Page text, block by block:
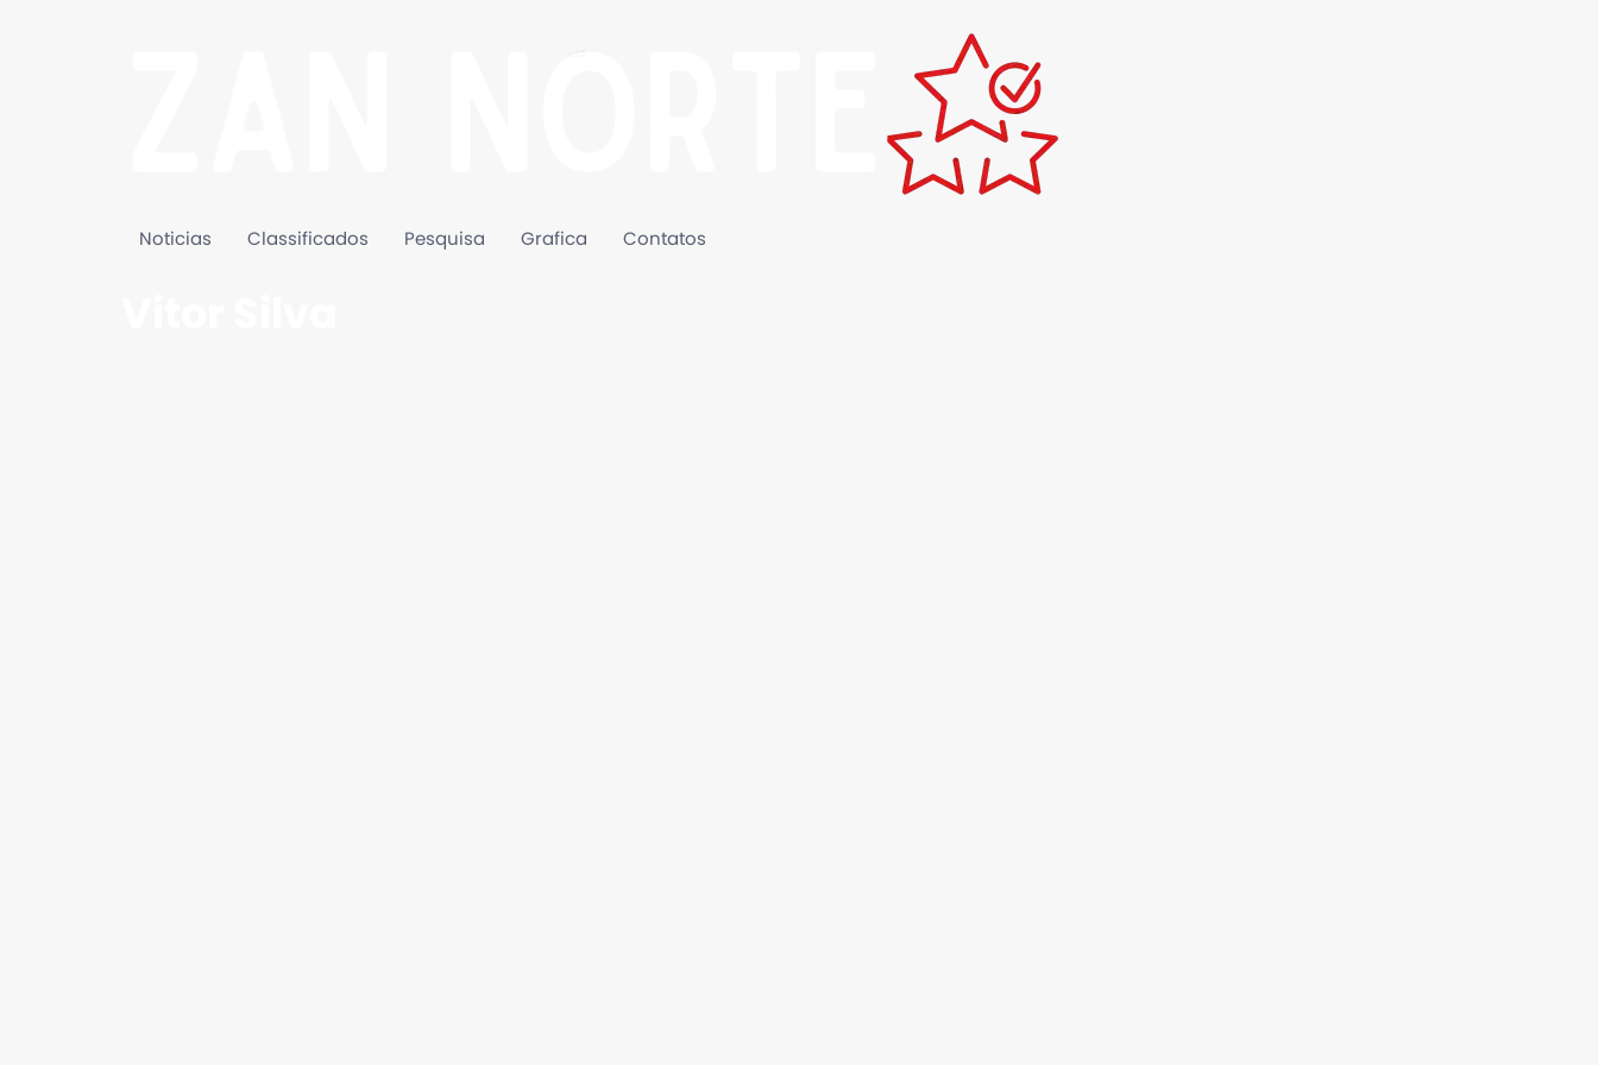
Noticias Classificados Pesquisa Grafica Contatos